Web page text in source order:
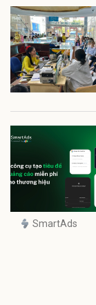
SmartAds